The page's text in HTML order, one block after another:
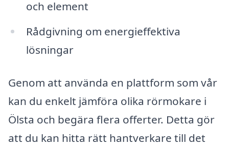
och element
Rådgivning om energieffektiva
lösningar
Genom att använda en plattform som vår
kan du enkelt jämföra olika rörmokare i
Ölsta och begära flera offerter. Detta gör
att du kan hitta rätt hantverkare till det